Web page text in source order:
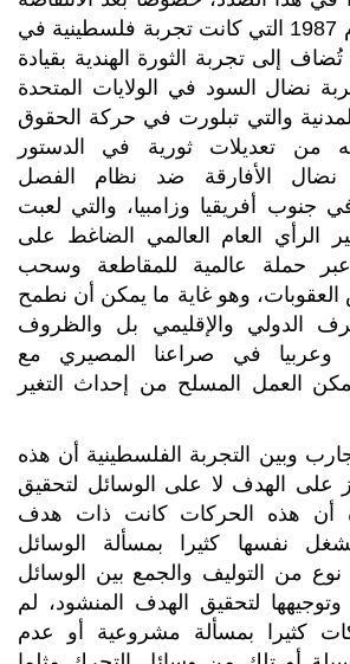
الفلسطينية في عام 1987 التي كانت تجربة فلسطينية في
تُضاف إلى تجربة الثورة الهندية بقيادة
نضال السود في الولايات المتحدة
والتي تبلورت في حركة الحقوق
من تعديلات ثورية في الدستور
نضال الأفارقة ضد نظام الفصل
جنوب أفريقيا وزامبيا، والتي لعبت
الرأي العام العالمي الضاغط على
عبر حملة عالمية للمقاطعة وسحب
العقوبات، وهو غاية ما يمكن أن نطمح
الدولي والإقليمي بل والظروف
وعربيا في صراعنا المصيري مع
العمل المسلح من إحداث التغير
وبين التجربة الفلسطينية أن هذه
على الهدف لا على الوسائل لتحقيق
أن هذه الحركات كانت ذات هدف
نفسها كثيرا بمسألة الوسائل
نوع من التوليف والجمع بين الوسائل
وتوجيهها لتحقيق الهدف المنشود، لم
كثيرا بمسألة مشروعية أو عدم